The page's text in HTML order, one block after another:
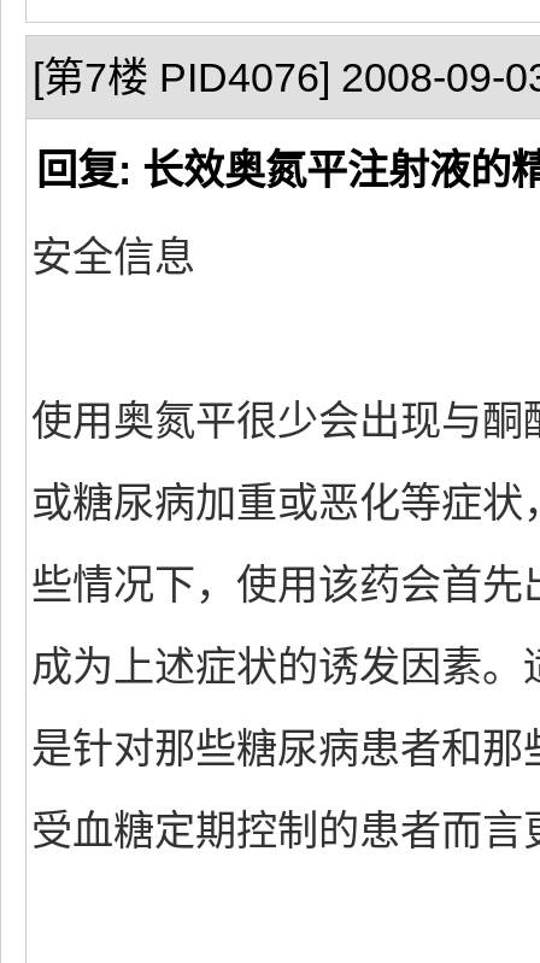
[第7楼 PID4076] 2008-09-
回复: 长效奥氮平注射液的
安全信息
使用奥氮平很少会出现与
或糖尿病加重或恶化等症
些情况下，使用该药会首
成为上述症状的诱发因素
是针对那些糖尿病患者和
受血糖定期控制的患者而言